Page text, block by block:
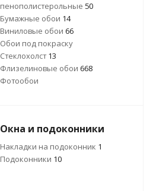
пенополистерольные 50
Бумажные обои 14
Виниловые обои 66
Обои под покраску
Стеклохолст13
Флизелиновые обои 668
Фотообои
Окна и подоконники
Накладки на подоконник 1
Подоконники 10